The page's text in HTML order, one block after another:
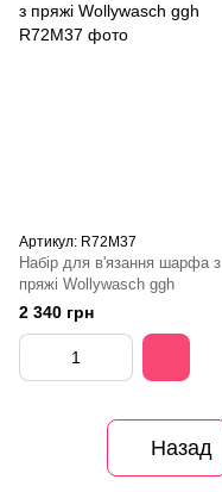
Артикул: R72M37
Набір для в'язання шарфа з
пряжі Wollywasch ggh
2 340 грн
Назад